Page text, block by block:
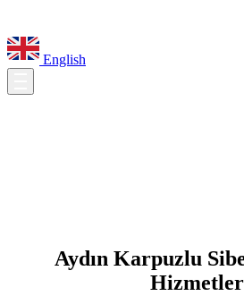
English
Aydın Karpuzlu